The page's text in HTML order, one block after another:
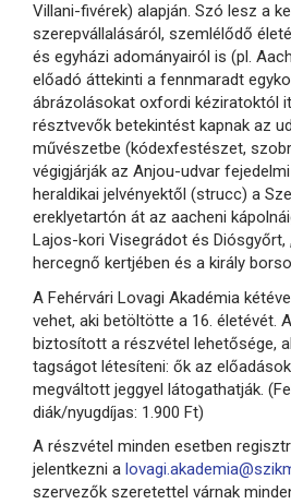
Villani-fivérek) alapján. Szó lesz a
szerepvállalásáról, szemlélődő
és egyházi adományairól is (pl.
előadó áttekinti a fennmaradt
ábrázolásokat oxfordi kéziratoktól
résztvevők betekintést kapnak az
művészetbe (kódexfestészet,
végigjárják az Anjou-udvar
heraldikai jelvényektől (strucc) a
ereklyetartón át az aacheni
Lajos-kori Visegrádot és Diósgyőrt,
hercegnő kertjében és a király
A Fehérvári Lovagi Akadémia
vehet, aki betöltötte a 16. életévét.
biztosított a részvétel lehetősége,
tagságot létesíteni: ők az
megváltott jeggyel látogathatják.
diák/nyugdíjas: 1.900 Ft)
A részvétel minden esetben
jelentkezni a
szervezők szeretettel várnak